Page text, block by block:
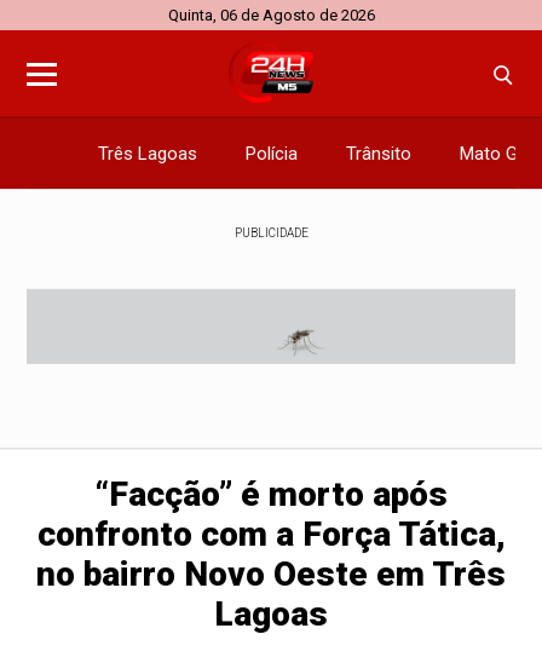
Quinta, 06 de Agosto de 2026
Três Lagoas Polícia Trânsito Mato
PUBLICIDADE
“Facção” é morto após
confronto com a Força Tática,
no bairro Novo Oeste em Três
Lagoas